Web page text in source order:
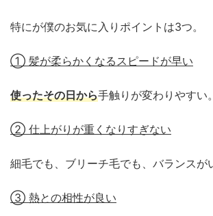
特にが僕のお気に入りポイントは3つ。
① 髪が柔らかくなるスピードが早い
使ったその日から手触りが変わりやすい。
② 仕上がりが重くなりすぎない
細毛でも、ブリーチ毛でも、バランスが
③ 熱との相性が良い